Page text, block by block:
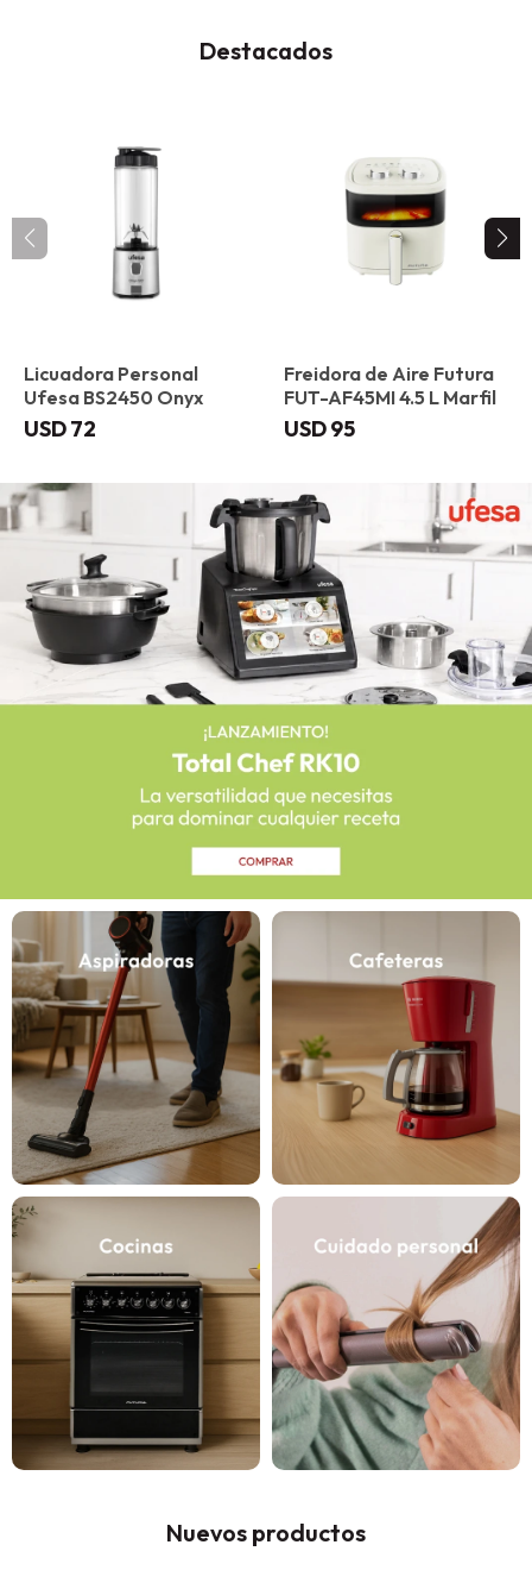
Destacados
Licuadora Personal
Ufesa BS2450 Onyx
USD72
Freidora de Aire Futura
FUT-AF45MI 4.5 L Marfil
USD95
Nuevos productos